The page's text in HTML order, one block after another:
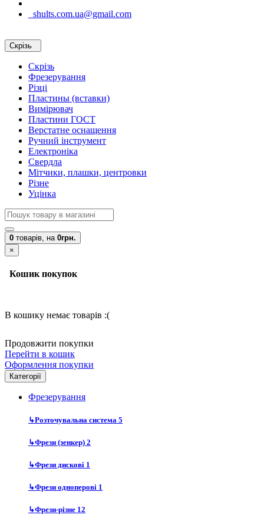
shults.com.ua@gmail.com
Скрізь
Скрізь
Фрезерування
Різці
Пластины (вставки)
Вимірювач
Пластини ГОСТ
Верстатне оснащення
Ручний інструмент
Електроніка
Свердла
Мітчики, плашки, центровки
Різне
Уцінка
0 товарів, на 0грн.
×
Кошик покупок
В кошику немає товарів :(
Продовжити покупки
Перейти в кошик
Оформлення покупки
Категорії
Фрезерування
↳Розточувальна система 5
↳Фрези (зенкер) 2
↳Фрези дискові 1
↳Фрези одноперові 1
↳Фрези-різне 12